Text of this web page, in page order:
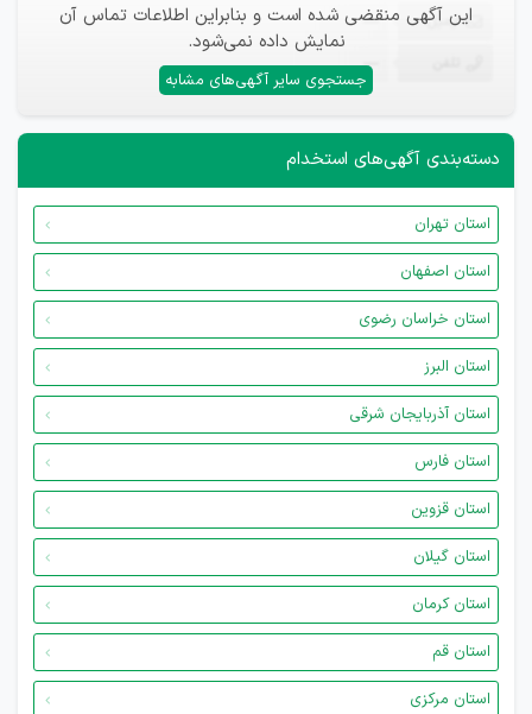
این آگهی منقضی شده است و بنابراین اطلاعات تماس آن
نمایش داده نمی‌شود.
جستجوی سایر آگهی‌های مشابه
ایمیل —
—
دسته‌بندی آگهی‌های استخدام
استان تهران
استان اصفهان
استان خراسان رضوی
استان البرز
استان آذربایجان شرقی
استان فارس
استان قزوین
استان گیلان
استان کرمان
استان قم
استان مرکزی